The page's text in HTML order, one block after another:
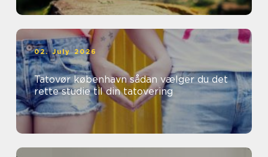
02. July 2026
Tatovør københavn sådan vælger du det
rette studie til din tatovering